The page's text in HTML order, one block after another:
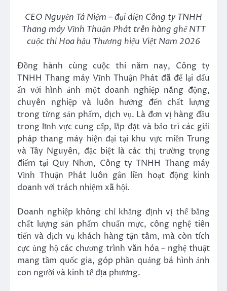
CEO Nguyễn Tá Niệm – đại diện Công ty TNHH
Thang máy Vĩnh Thuận Phát trên hàng ghế NTT
cuộc thi Hoa hậu Thương hiệu Việt Nam 2026
Đồng hành cùng cuộc thi năm nay, Công ty
TNHH Thang máy Vĩnh Thuận Phát đã để lại dấu
ấn với hình ảnh một doanh nghiệp năng động,
chuyên nghiệp và luôn hướng đến chất lượng
trong từng sản phẩm, dịch vụ. Là đơn vị hàng đầu
trong lĩnh vực cung cấp, lắp đặt và bảo trì các giải
pháp thang máy hiện đại tại khu vực miền Trung
và Tây Nguyên, đặc biệt là các thị trường trọng
điểm tại Quy Nhơn, Công ty TNHH Thang máy
Vĩnh Thuận Phát luôn gắn liền hoạt động kinh
doanh với trách nhiệm xã hội.
Doanh nghiệp không chỉ khẳng định vị thế bằng
chất lượng sản phẩm chuẩn mực, công nghệ tiên
tiến và dịch vụ khách hàng tận tâm, mà còn tích
cực ủng hộ các chương trình văn hóa – nghệ thuật
mang tầm quốc gia, góp phần quảng bá hình ảnh
con người và kinh tế địa phương.